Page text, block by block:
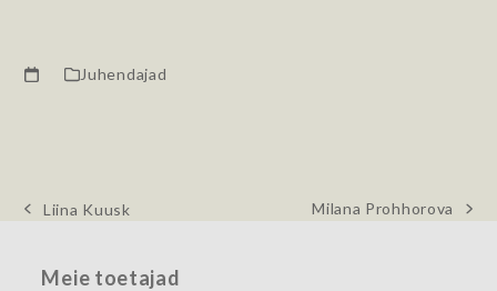
Juhendajad
previous
Liina Kuusk
next
Milana Prohhorova
Meie toetajad